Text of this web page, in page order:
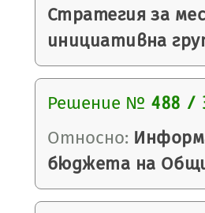
Стратегия за
инициативна
Решение № 488 /
Относно:
бюджета на